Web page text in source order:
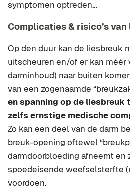
symptomen optreden…
Complicaties & risico’s
Op den duur kan de liesbreuk
uitscheuren en/of er kan méér
darminhoud) naar buiten
van een zogenaamde
en spanning op de liesbreuk
zelfs ernstige medische
Zo kan een deel van de darm
breuk-opening oftewel
darmdoorbloeding afneemt en
spoedeisende weefselsterfte
voordoen.